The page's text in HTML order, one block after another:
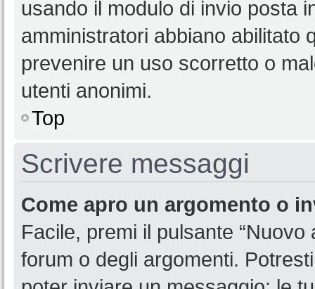
usando il modulo di invio posta
amministratori abbiano abilitato
prevenire un uso scorretto o
utenti anonimi.
Top
Scrivere messaggi
Come apro un argomento o
Facile, premi il pulsante
forum o degli argomenti.